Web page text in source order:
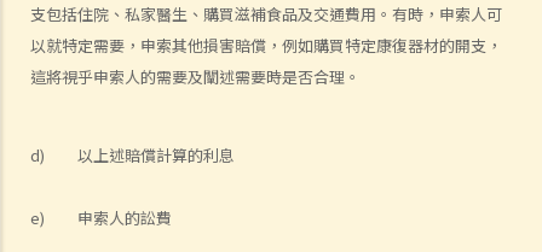
支包括住院、私家醫生、購買滋補食品及交通費用。有時，申索人可
以就特定需要，申索其他損害賠償，例如購買特定康復器材的開支，
這將視乎申索人的需要及闡述需要時是否合理。
d) 以上述賠償計算的利息
e) 申索人的訟費